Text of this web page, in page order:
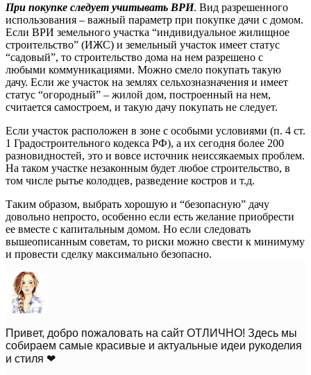
При покупке следует учитывать ВРИ. Вид разрешенного
использования – важный параметр при покупке дачи с домом.
Если ВРИ земельного участка “индивидуальное жилищное
строительство” (ИЖС) и земельный участок имеет статус
“садовый”, то строительство дома на нем разрешено с
любыми коммуникациями. Можно смело покупать такую
дачу. Если же участок на землях сельхозназначения и имеет
статус “огородный” – жилой дом, построенный на нем,
считается самостроем, и такую дачу покупать не следует.
Если участок расположен в зоне с особыми условиями (п. 4 ст.
1 Градостроительного кодекса РФ), а их сегодня более 200
разновидностей, это и вовсе источник неиссякаемых проблем.
На таком участке незаконным будет любое строительство, в
том числе рытье колодцев, разведение костров и т.д.
Таким образом, выбрать хорошую и “безопасную” дачу
довольно непросто, особенно если есть желание приобрести
ее вместе с капитальным домом. Но если следовать
вышеописанным советам, то риски можно свести к минимуму
и провести сделку максимально безопасно.
Привет, добро пожаловать на сайт ОТЛИЧНО! Здесь мы
собираем самые красивые и актуальные идеи рукоделия
и стиля ❤